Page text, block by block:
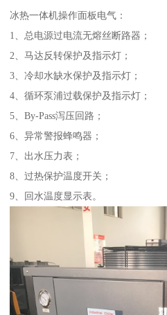
冰热一体机操作面板电气：
1、总电源过电流无熔丝断路器；
2、马达反转保护及指示灯；
3、冷却水缺水保护及指示灯；
4、循环泵浦过载保护及指示灯；
5、By-Pass泻压回路；
6、异常警报蜂鸣器；
7、出水压力表；
8、过热保护温度开关；
9、回水温度显示表。